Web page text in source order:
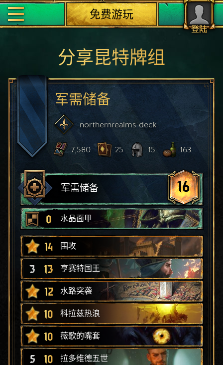
登陆
免费游玩
分享昆特牌组
军需储备
northernrealmsdeck
7,580 25 15 163
军需储备 16
0 水晶面甲
14 围攻
3 13 亨赛特国王
12 水路突袭
10 科拉兹热浪
10 薇歌的嘴套
5 10 拉多维德五世